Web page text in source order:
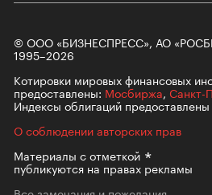
© ООО «БИЗНЕСПРЕСС», АО
1995–2026
Котировки мировых финансовых
предоставлены: Мосбиржа, Санкт-
Индексы облигаций
О соблюдении авторских прав
Материалы сотметкой
публикуются на правах рекламы